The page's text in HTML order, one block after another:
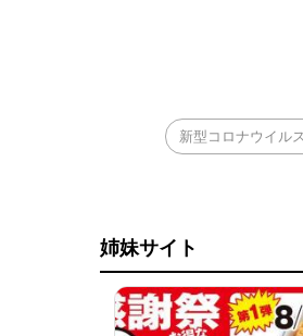
新型コロナウイルス
姉妹サイト